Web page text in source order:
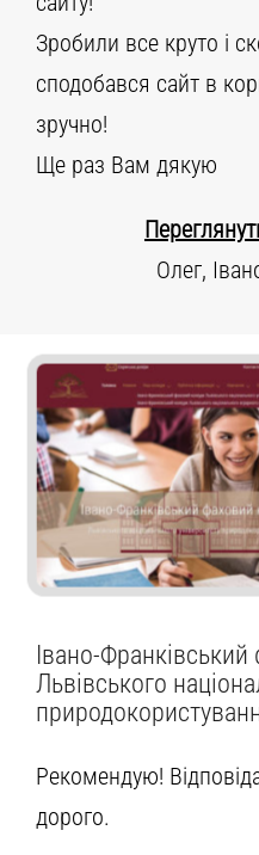
Зробили все круто і
сподобався сайт в
зручно!
Ще раз Вам дякую
Олег,
Івано-
Львівського
Рекомендую!
дорого.